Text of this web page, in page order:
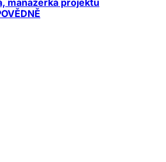
manažerka projektu